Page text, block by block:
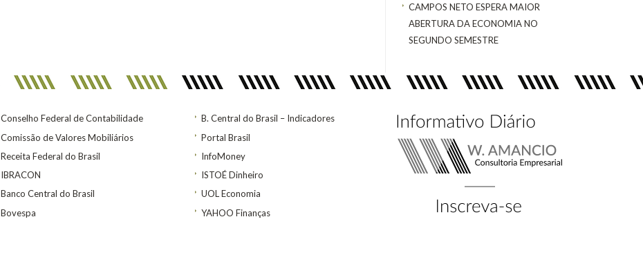
CAMPOS NETO ESPERA MAIOR
ABERTURA DA ECONOMIA NO
SEGUNDO SEMESTRE
Conselho Federal de Contabilidade
Comissão de Valores Mobiliários
Receita Federal do Brasil
IBRACON
Banco Central do Brasil
Bovespa
B. Central do Brasil – Indicadores
Portal Brasil
InfoMoney
ISTOÉ Dinheiro
UOL Economia
YAHOO Finanças